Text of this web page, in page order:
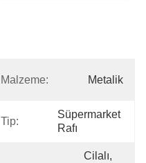
Malzeme: Metalik
Tip:
Süpermarket
Rafı
Cilalı,